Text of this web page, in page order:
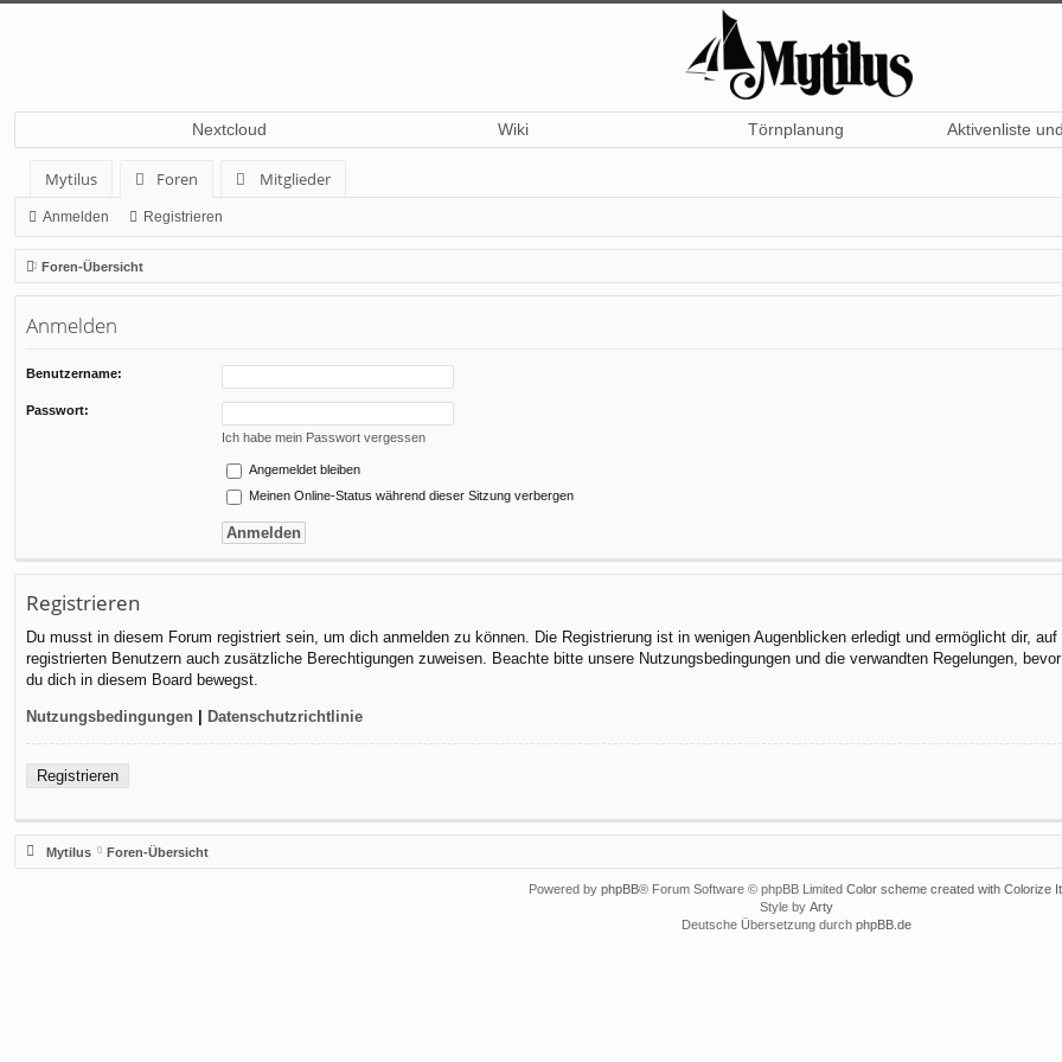
Nextcloud Wiki Törnplanung Aktivenliste
Mytilus Foren
Mitglieder
Anmelden Registrieren
Foren-Übersicht
Anmelden
Benutzername:
Passwort:
Ich habe mein Passwort vergessen
Angemeldet bleiben
Meinen Online-Status während dieser Sitzung verbergen
Registrieren
Du musst in diesem Forum registriert sein, um dich anmelden zu können. Die Registrierung ist in wenigen Augenblicken erledigt und ermöglicht dir,
registrierten Benutzern auch zusätzliche Berechtigungen zuweisen. Beachte bitte unsere Nutzungsbedingungen und die verwandten Regelungen,
du dich in diesem Board bewegst.
Nutzungsbedingungen | Datenschutzrichtlinie
Registrieren
Mytilus Foren-Übersicht
Powered by phpBB® Forum Software © phpBB Limited Color scheme created with Colorize It.
Style by Arty
Deutsche Übersetzung durch phpBB.de